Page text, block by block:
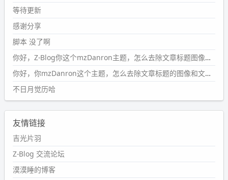
#PubWord
条嘟？？？？
wdssmq
2024-09-15 10:32:07
#PubWordVSCode 内 git 操作卡住的时候没办法主动取消
一直是个痛点，一般都是推送或拉取，今天连提交都卡
了。。
wdssmq
2024-09-11 08:45:43
#PubWord
然后天凉了，为了应对踢被子买了睡袋，不知道 1.2 米会不
会略窄。。
wdssmq
2024-09-09 19:43:00
等待更新
感谢分享
脚本 没了啊
你好，Z-Blog你这个mzDanron主题，怎么去除文章标题图像和文章摘要，仅显示标题，感谢回复！
你好，你mzDanron这个主题，怎么去除文章标题的图像和文章摘要！仅显示标题，感谢回复解决！
不日月觉历哈
友情链接
吉光片羽
Z-Blog 交流论坛
漠漠睡的博客